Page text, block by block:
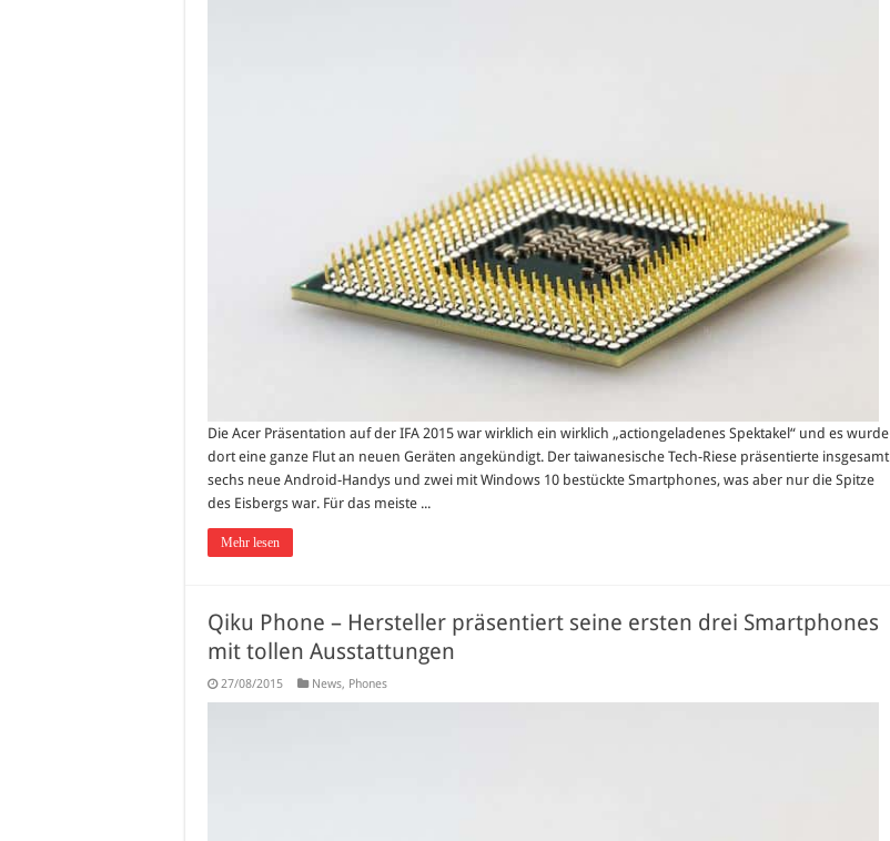
Die Acer Präsentation auf der IFA 2015 war wirklich ein wirklich „actiongeladenes Spektakel“ und es wurde
dort eine ganze Flut an neuen Geräten angekündigt. Der taiwanesische Tech-Riese präsentierte insgesamt
sechs neue Android-Handys und zwei mit Windows 10 bestückte Smartphones, was aber nur die Spitze
des Eisbergs war. Für das meiste ...
Mehr lesen
Qiku Phone – Hersteller präsentiert seine ersten drei Smartphones
mit tollen Ausstattungen
27/08/2015 News, Phones